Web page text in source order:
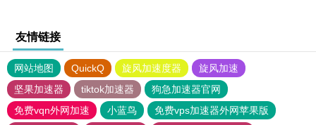
友情链接
网站地图 QuickQ 旋风加速度器
旋风加速
坚果加速器
tiktok加速器
狗急加速器官网
免费vqn外网加速
小蓝鸟
免费vps加速器外网苹果版